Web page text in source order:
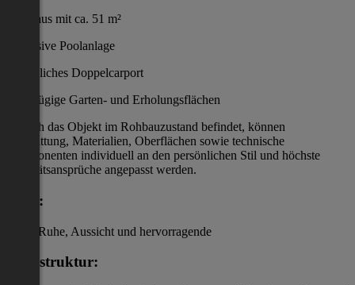
Poolhaus mit ca. 51 m²
Exklusive Poolanlage
Zusätzliches Doppelcarport
Großzügige Garten- und Erholungsflächen
Da sich das Objekt im Rohbauzustand befindet, können
Ausstattung, Materialien, Oberflächen sowie technische
Komponenten individuell an den persönlichen Stil und höchste
Qualitätsansprüche angepasst werden.
Lage:
Ruhe, Aussicht und hervorragende
Infrastruktur: